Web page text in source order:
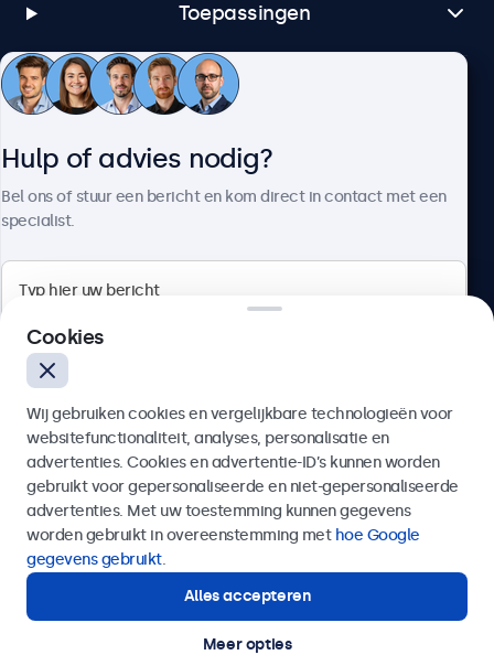
Toepassingen
Klantenservice
4.8/5 door 5000+ bedrijven
Nederlands
Hulp of advies nodig?
Bel ons of stuur een bericht en kom direct in contact met een
specialist.
Verzenden
Of bel ons op
Hulp of advies nodig?
Direct contact met een specialist.
Cookies
Wij gebruiken cookies en vergelijkbare technologieën voor
websitefunctionaliteit, analyses, personalisatie en
advertenties. Cookies en advertentie-ID’s kunnen worden
gebruikt voor gepersonaliseerde en niet-gepersonaliseerde
advertenties. Met uw toestemming kunnen gegevens
worden gebruikt in overeenstemming met hoe Google
gegevens gebruikt.
Alles accepteren
Meer opties